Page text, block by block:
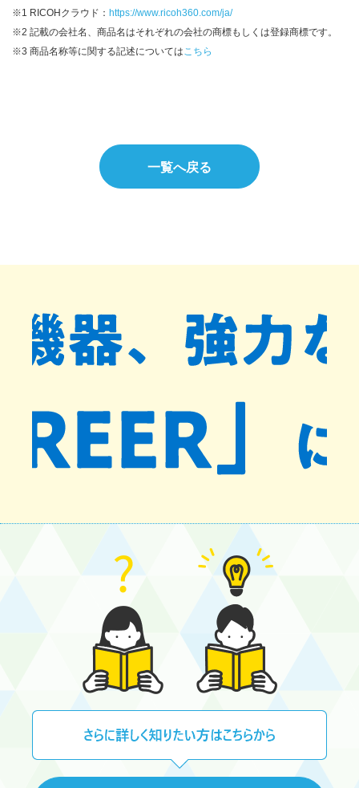
※1 RICOHクラウド： https://www.ricoh360.com/ja/
※2 記載の会社名、商品名はそれぞれの会社の商標もしくは登録商標です。
※3 商品名称等に関する記述についてはこちら
一覧へ戻る